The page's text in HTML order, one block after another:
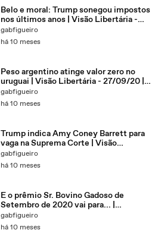
Belo e moral: Trump sonegou impostos
nos últimos anos | Visão Libertária -
28/09/20 | ANCAPSU
gabfigueiro
há 10 meses
Peso argentino atinge valor zero no
uruguai | Visão Libertária - 27/09/20 |
ANCAPSU
gabfigueiro
há 10 meses
Trump indica Amy Coney Barrett para
vaga na Suprema Corte | Visão
Libertária - 27/09/20 | ANCAPSU
gabfigueiro
há 10 meses
E o prêmio Sr. Bovino Gadoso de
Setembro de 2020 vai para... |
26/09/20 | ANCAPSU
gabfigueiro
há 10 meses